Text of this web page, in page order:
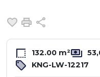
Dodaj do
Drukuj
132.00 m²
KNG-LW-12217